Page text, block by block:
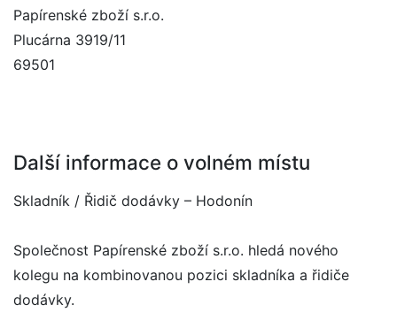
Papírenské zboží s.r.o.
Plucárna 3919/11
69501
Další informace o volném místu
Skladník / Řidič dodávky – Hodonín
Společnost Papírenské zboží s.r.o. hledá nového
kolegu na kombinovanou pozici skladníka a řidiče
dodávky.